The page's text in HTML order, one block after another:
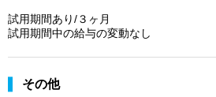
試用期間あり/３ヶ月
試用期間中の給与の変動なし
その他